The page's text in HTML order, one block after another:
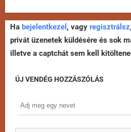
Ha bejelentkezel , vagy regisztrálsz
privát üzenetek küldésére és sok
illetve a captchát sem kell
ÚJ VENDÉG HOZZÁSZÓLÁS